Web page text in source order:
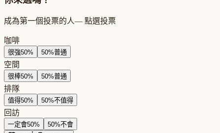
成為第一個投票的人— 點選投票
咖啡
很強50% 50%普通
空間
很棒50% 50%普通
排隊
值得50% 50%不值得
回訪
一定會50% 50%不會